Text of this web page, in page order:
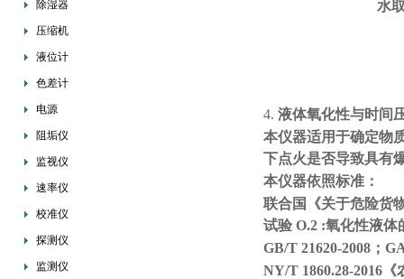
除湿器
压缩机
液位计
色差计
电源
阻垢仪
监视仪
速率仪
校准仪
探测仪
监测仪
水
4. 液体氧化性与时间
本仪器适用于确定物
下点火是否导致具有
本仪器依照标准：
联合国《关于危险货
试验 O.2 :氧化性液体
GB/T 21620-2008；
NY/T 1860.28-2016